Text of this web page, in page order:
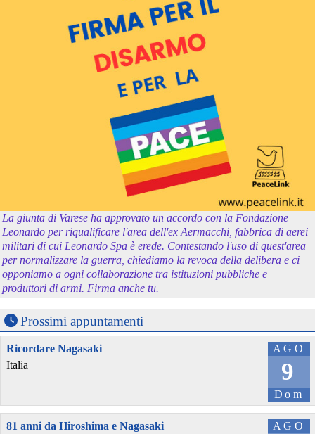
La giunta di Varese ha approvato un accordo con la Fondazione
Leonardo per riqualificare l'area dell'ex Aermacchi, fabbrica di aerei
militari di cui Leonardo Spa è erede. Contestando l'uso di quest'area
per normalizzare la guerra, chiediamo la revoca della delibera e ci
opponiamo a ogni collaborazione tra istituzioni pubbliche e
produttori di armi. Firma anche tu.
Prossimi appuntamenti
AGO
9
Dom
Ricordare Nagasaki
Italia
AGO
81 anni da Hiroshima e Nagasaki